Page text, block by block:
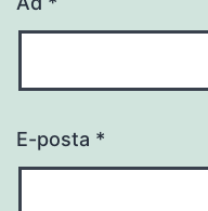
E-posta *